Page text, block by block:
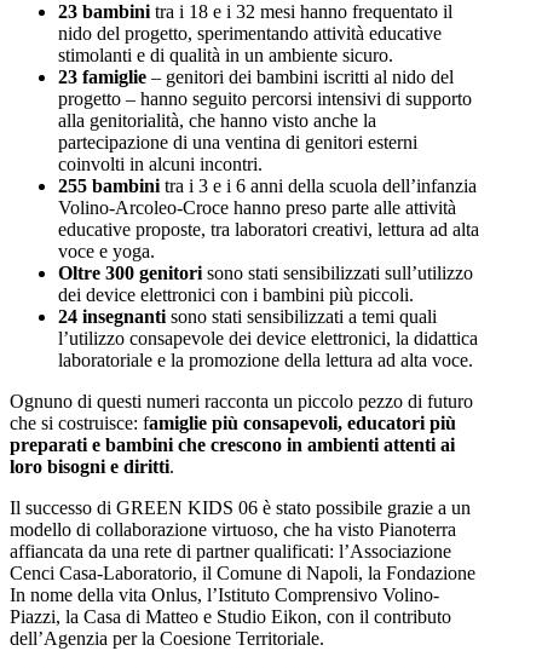
23 bambinitra i 18 e i 32 mesi hanno frequentato il
nido del progetto, sperimentando attività educative
stimolanti e di qualità in un ambiente sicuro.
23 famiglie – genitori dei bambini iscritti al nido del
progetto – hanno seguito percorsi intensivi di supporto
alla genitorialità, che hanno visto anche la
partecipazione di una ventina di genitori esterni
coinvolti in alcuni incontri.
255 bambinitra i 3 e i 6 anni della scuola dell’infanzia
Volino-Arcoleo-Croce hanno preso parte alle attività
educative proposte, tra laboratori creativi, lettura ad alta
voce e yoga.
Oltre 300 genitorisono stati sensibilizzati sull’utilizzo
dei device elettronici con i bambini più piccoli.
24 insegnantisono stati sensibilizzati a temi quali
l’utilizzo consapevole dei device elettronici, la didattica
laboratoriale e la promozione della lettura ad alta voce.
Ognuno di questi numeri racconta un piccolo pezzo di futuro
che si costruisce: famiglie più consapevoli, educatori più
preparati e bambini che crescono in ambienti attenti ai
loro bisogni e diritti.
Il successo di GREEN KIDS 06 è stato possibile grazie a un
modello di collaborazione virtuoso, che ha visto Pianoterra
affiancata da una rete di partner qualificati: l’Associazione
Cenci Casa-Laboratorio, il Comune di Napoli, la Fondazione
In nome della vita Onlus, l’Istituto Comprensivo Volino-
Piazzi, la Casa di Matteo e Studio Eikon, con il contributo
dell’Agenzia per la Coesione Territoriale.